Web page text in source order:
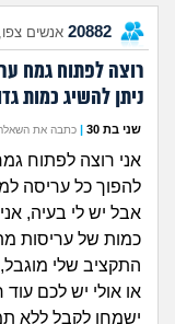
20882 אנשים צפו,
רוצה לפתוח גמח
ניתן להשיג כמות
שני בת 30 | כתבה את השאלה ב-12/05/26
אני רוצה לפתוח
להפוך כל עריסה
אבל יש לי בעיה,
כמות של עריסות
התקציב שלי מוגבל,
או אולי יש לכם
ישמחו לקבל ללא